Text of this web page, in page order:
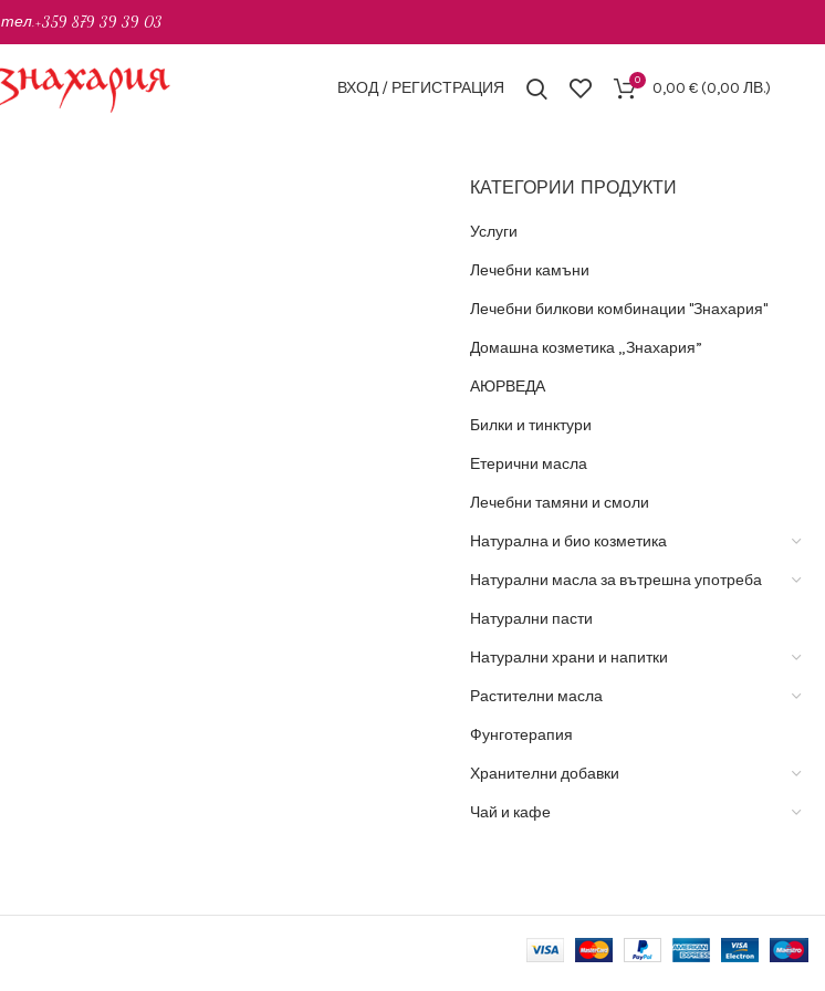
ВХОД / РЕГИСТРАЦИЯ 0 0,00€(0,00 ЛВ.)
КАТЕГОРИИ ПРОДУКТИ
Услуги
Лечебни камъни
Лечебни билкови комбинации "Знахария"
Домашна козметика „Знахария”
АЮРВЕДА
Билки и тинктури
Етерични масла
Лечебни тамяни и смоли
Натурална и био козметика
Натурални масла за вътрешна употреба
Натурални пасти
Натурални храни и напитки
Растителни масла
Фунготерапия
Хранителни добавки
Чай и кафе
тел.+359 879 39 39 03